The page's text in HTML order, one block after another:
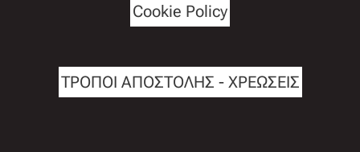
Cookie Policy
ΤΡΟΠΟΙ ΑΠΟΣΤΟΛΗΣ - ΧΡΕΩΣΕΙΣ